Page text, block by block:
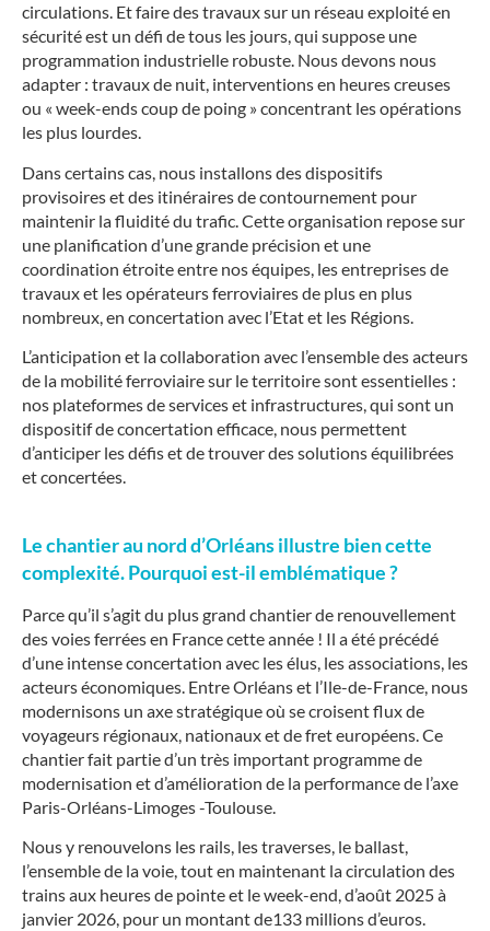
circulations. Et faire des travaux sur un réseau exploité en
sécurité est un défi de tous les jours, qui suppose une
programmation industrielle robuste. Nous devons nous
adapter : travaux de nuit, interventions en heures creuses
ou « week-ends coup de poing » concentrant les opérations
les plus lourdes.
Dans certains cas, nous installons des dispositifs
provisoires et des itinéraires de contournement pour
maintenir la fluidité du trafic. Cette organisation repose sur
une planification d’une grande précision et une
coordination étroite entre nos équipes, les entreprises de
travaux et les opérateurs ferroviaires de plus en plus
nombreux, en concertation avec l’Etat et les Régions.
L’anticipation et la collaboration avec l’ensemble des acteurs
de la mobilité ferroviaire sur le territoire sont essentielles :
nos plateformes de services et infrastructures, qui sont un
dispositif de concertation efficace, nous permettent
d’anticiper les défis et de trouver des solutions équilibrées
et concertées.
Le chantier au nord d’Orléans illustre bien cette
complexité. Pourquoi est-il emblématique ?
Parce qu’il s’agit du plus grand chantier de renouvellement
des voies ferrées en France cette année ! Il a été précédé
d’une intense concertation avec les élus, les associations, les
acteurs économiques. Entre Orléans et l’Ile-de-France, nous
modernisons un axe stratégique où se croisent flux de
voyageurs régionaux, nationaux et de fret européens. Ce
chantier fait partie d’un très important programme de
modernisation et d’amélioration de la performance de l’axe
Paris-Orléans-Limoges -Toulouse.
Nous y renouvelons les rails, les traverses, le ballast,
l’ensemble de la voie, tout en maintenant la circulation des
trains aux heures de pointe et le week-end, d’août 2025 à
janvier 2026, pour un montant de133 millions d’euros.